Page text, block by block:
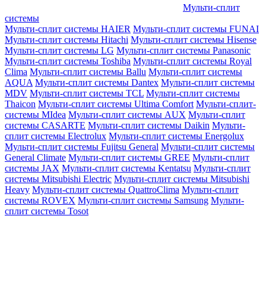
Мульти-сплит
системы
Мульти-сплит системы HAIER Мульти-сплит системы FUNAI
Мульти-сплит системы Hitachi Мульти-сплит системы Hisense
Мульти-сплит системы LG Мульти-сплит системы Panasonic
Мульти-сплит системы Toshiba Мульти-сплит системы Royal
Clima Мульти-сплит системы Ballu Мульти-сплит системы
AQUA Мульти-сплит системы Dantex Мульти-сплит системы
MDV Мульти-сплит системы TCL Мульти-сплит системы
Thaicon Мульти-сплит системы Ultima Comfort Мульти-сплит-
системы MIdea Мульти-сплит системы AUX Мульти-сплит
системы CASARTE Мульти-сплит системы Daikin Мульти-
сплит системы Electrolux Мульти-сплит системы Energolux
Мульти-сплит системы Fujitsu General Мульти-сплит системы
General Climate Мульти-сплит системы GREE Мульти-сплит
системы JAX Мульти-сплит системы Kentatsu Мульти-сплит
системы Mitsubishi Electric Мульти-сплит системы Mitsubishi
Heavy Мульти-сплит системы QuattroClima Мульти-сплит
системы ROVEX Мульти-сплит системы Samsung Мульти-
сплит системы Tosot